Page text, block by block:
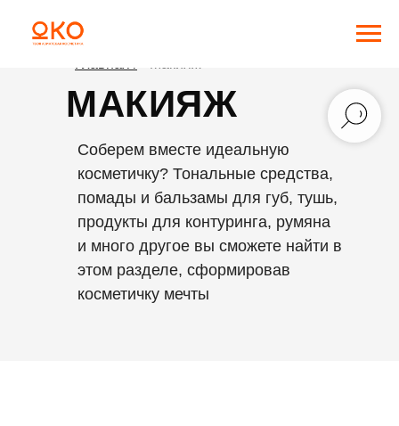
МАКИЯЖ
Соберем вместе идеальную
косметичку? Тональные средства,
помады и бальзамы для губ, тушь,
продукты для контуринга, румяна
и много другое вы сможете найти в
этом разделе, сформировав
косметичку мечты